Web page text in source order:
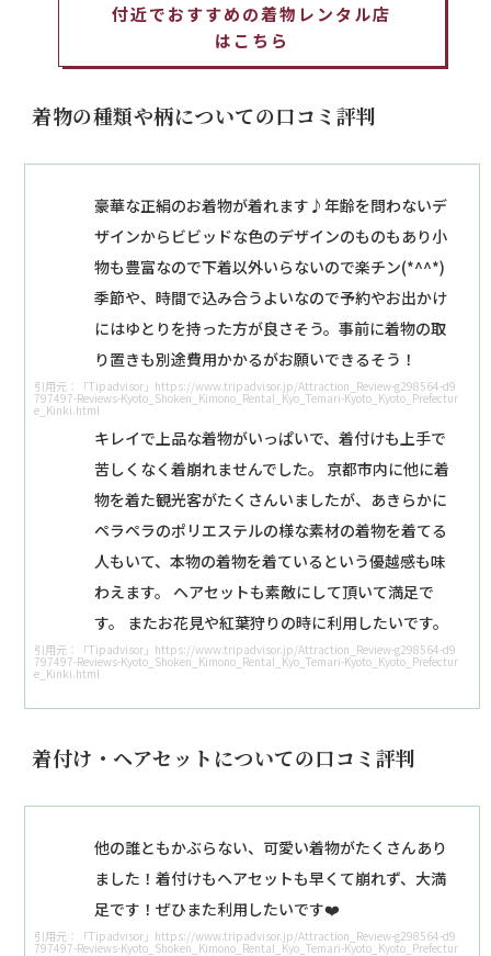
付近でおすすめの着物レンタル店
はこちら
着物の種類や柄についての口コミ評判
豪華な正絹のお着物が着れます♪年齢を問わないデ
ザインからビビッドな色のデザインのものもあり小
物も豊富なので下着以外いらないので楽チン(*^^*)
季節や、時間で込み合うよいなので予約やお出かけ
にはゆとりを持った方が良さそう。事前に着物の取
り置きも別途費用かかるがお願いできるそう！
引用元：「Tipadvisor」https://www.tripadvisor.jp/Attraction_Review-g298564-d9
797497-Reviews-Kyoto_Shoken_Kimono_Rental_Kyo_Temari-Kyoto_Kyoto_Prefectur
e_Kinki.html
キレイで上品な着物がいっぱいで、着付けも上手で
苦しくなく着崩れませんでした。 京都市内に他に着
物を着た観光客がたくさんいましたが、あきらかに
ペラペラのポリエステルの様な素材の着物を着てる
人もいて、本物の着物を着ているという優越感も味
わえます。 ヘアセットも素敵にして頂いて満足で
す。 またお花見や紅葉狩りの時に利用したいです。
引用元：「Tipadvisor」https://www.tripadvisor.jp/Attraction_Review-g298564-d9
797497-Reviews-Kyoto_Shoken_Kimono_Rental_Kyo_Temari-Kyoto_Kyoto_Prefectur
e_Kinki.html
着付け・ヘアセットについての口コミ評判
他の誰ともかぶらない、可愛い着物がたくさんあり
ました！着付けもヘアセットも早くて崩れず、大満
足です！ぜひまた利用したいです❤️
引用元：「Tipadvisor」https://www.tripadvisor.jp/Attraction_Review-g298564-d9
797497-Reviews-Kyoto_Shoken_Kimono_Rental_Kyo_Temari-Kyoto_Kyoto_Prefectur